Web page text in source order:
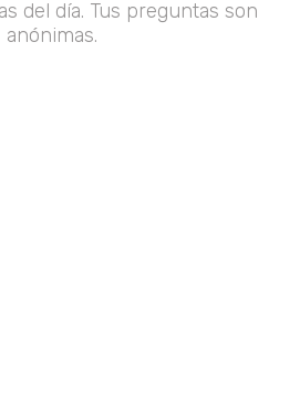
del día. Tus preguntas son
anónimas.